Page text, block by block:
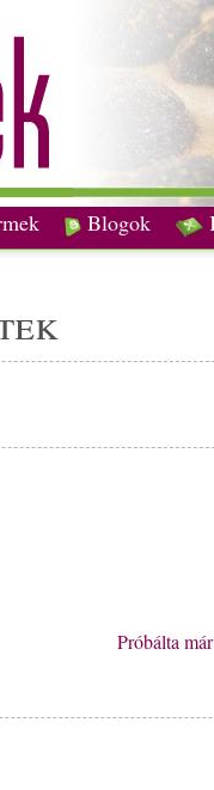
Blogok
Próbálta